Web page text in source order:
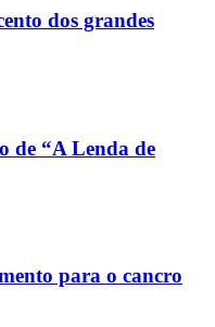
dos grandes
de “A Lenda de
para o cancro